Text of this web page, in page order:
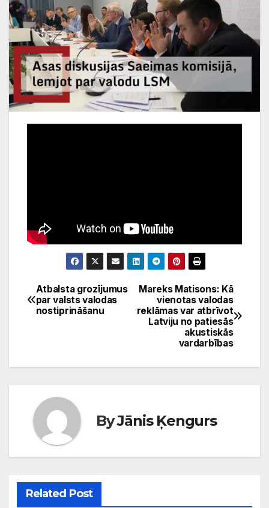
Ziņu
izvēlne
Mareks Matisons: Kā
vienotas valodas
reklāmas var atbrīvot
Latviju no patiesās
akustiskās
vardarbības
Atbalsta grozījumus
par valsts valodas
nostiprināšanu
ByJānis Ķengurs
Related Post